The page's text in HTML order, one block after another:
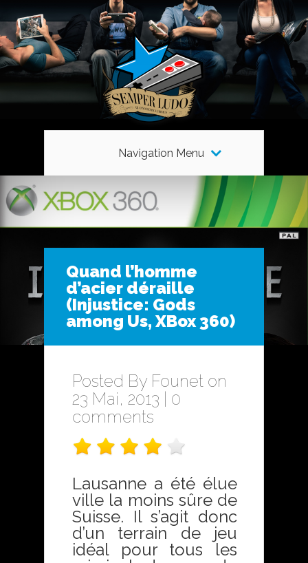
Navigation Menu
Quand l’homme
d’acier déraille
(Injustice: Gods
among Us, XBox 360)
Posted By Founet on
23 Mai, 2013 | 0
comments
Lausanne a été élue
ville la moins sûre de
Suisse. Il s’agit donc
d’un terrain de jeu
idéal pour tous les